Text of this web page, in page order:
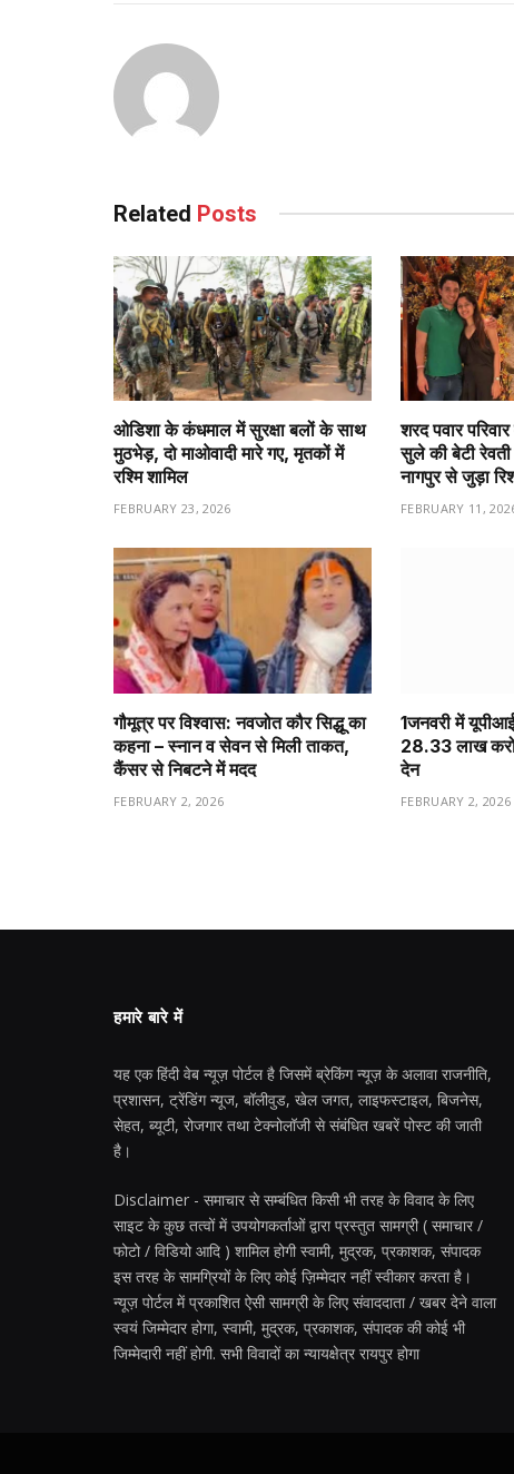
Related Posts
ओडिशा के कंधमाल में सुरक्षा बलों के साथ
मुठभेड़, दो माओवादी मारे गए, मृतकों में
रश्मि शामिल
FEBRUARY 23, 2026
शरद पवार
सुले की बेटी
नागपुर से जुड़ा
FEBRUARY 11,
गौमूत्र पर विश्वास: नवजोत कौर सिद्धू का
कहना – स्नान व सेवन से मिली ताकत,
कैंसर से निबटने में मदद
FEBRUARY 2, 2026
1️जनवरी में यूपीआई
28.33 लाख
देन
FEBRUARY 2, 2026
हमारे बारे में
यह एक हिंदी वेब न्यूज़ पोर्टल है जिसमें ब्रेकिंग न्यूज़ के अलावा राजनीति,
प्रशासन, ट्रेंडिंग न्यूज, बॉलीवुड, खेल जगत, लाइफस्टाइल, बिजनेस,
सेहत, ब्यूटी, रोजगार तथा टेक्नोलॉजी से संबंधित खबरें पोस्ट की जाती
है।
Disclaimer - समाचार से सम्बंधित किसी भी तरह के विवाद के लिए
साइट के कुछ तत्वों में उपयोगकर्ताओं द्वारा प्रस्तुत सामग्री ( समाचार /
फोटो / विडियो आदि ) शामिल होगी स्वामी, मुद्रक, प्रकाशक, संपादक
इस तरह के सामग्रियों के लिए कोई ज़िम्मेदार नहीं स्वीकार करता है।
न्यूज़ पोर्टल में प्रकाशित ऐसी सामग्री के लिए संवाददाता / खबर देने वाला
स्वयं जिम्मेदार होगा, स्वामी, मुद्रक, प्रकाशक, संपादक की कोई भी
जिम्मेदारी नहीं होगी. सभी विवादों का न्यायक्षेत्र रायपुर होगा